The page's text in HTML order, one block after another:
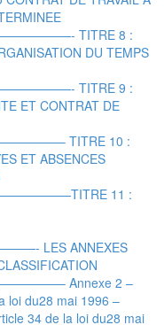
TITRE 8 :
DU TEMPS
TITRE 9 :
ET CONTRAT DE
TITRE 10 :
ET ABSENCES
11 :
LES ANNEXES
Annexe 2 –
loi du28 mai 1996 –
34 de la loi du28 mai